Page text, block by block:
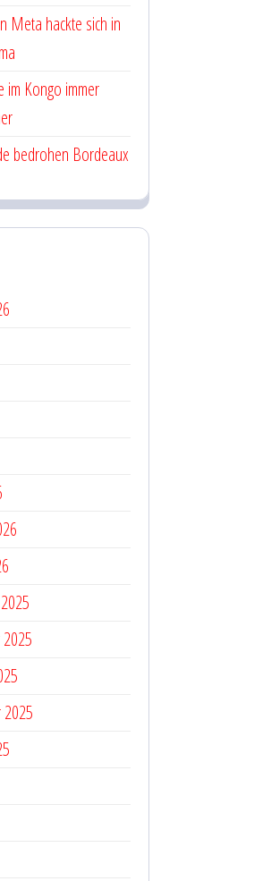
Meta hackte sich in
im Kongo immer
bedrohen Bordeaux
2025